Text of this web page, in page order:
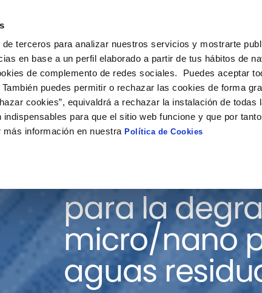
terceros para analizar nuestros servicios y mostrarte
en base a un perfil elaborado a partir de tus hábitos de
de complemento de redes sociales. Puedes aceptar
También puedes permitir o rechazar las cookies de forma
cookies”, equivaldrá a rechazar la instalación de todas
para que el sitio web funcione y que por
más información en nuestraPolítica de Cookies
Membranas
para la
micro/nano
aguas